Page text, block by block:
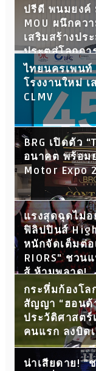
ปรีดี พนมยงค์
MOU ผนึกคว
เสริมสร้างป
ประตูสู่โลกกา
ไทยนครเพน
โรงงานใหม่
CLMV
BRG เปิดตัว
อนาคต พร้อม
Motor Expo
แรงสุดฉุดไม่อ
ฟิลิปปินส์
หนักจัดเต็มต่อ
RIORS" ชวน
สู้ ห้ามพลาด!
กระหึ่มก้องโล
สัญญา “ฮอนด้
ประวัติศาสตร์
คนแรก ลงบิด
น่าเสียดาย! "